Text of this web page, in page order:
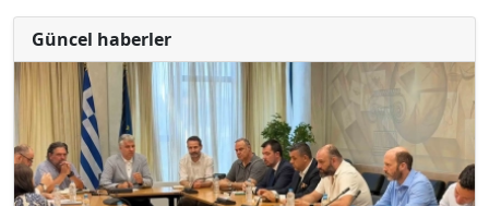
Güncel haberler